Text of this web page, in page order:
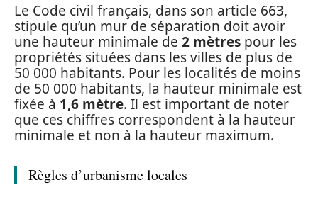
Le Code civil français, dans son article 663,
stipule qu’un mur de séparation doit avoir
une hauteur minimale de 2 mètres pour les
propriétés situées dans les villes de plus de
50 000 habitants. Pour les localités de moins
de 50 000 habitants, la hauteur minimale est
fixée à 1,6 mètre. Il est important de noter
que ces chiffres correspondent à la hauteur
minimale et non à la hauteur maximum.
Règles d’urbanisme locales